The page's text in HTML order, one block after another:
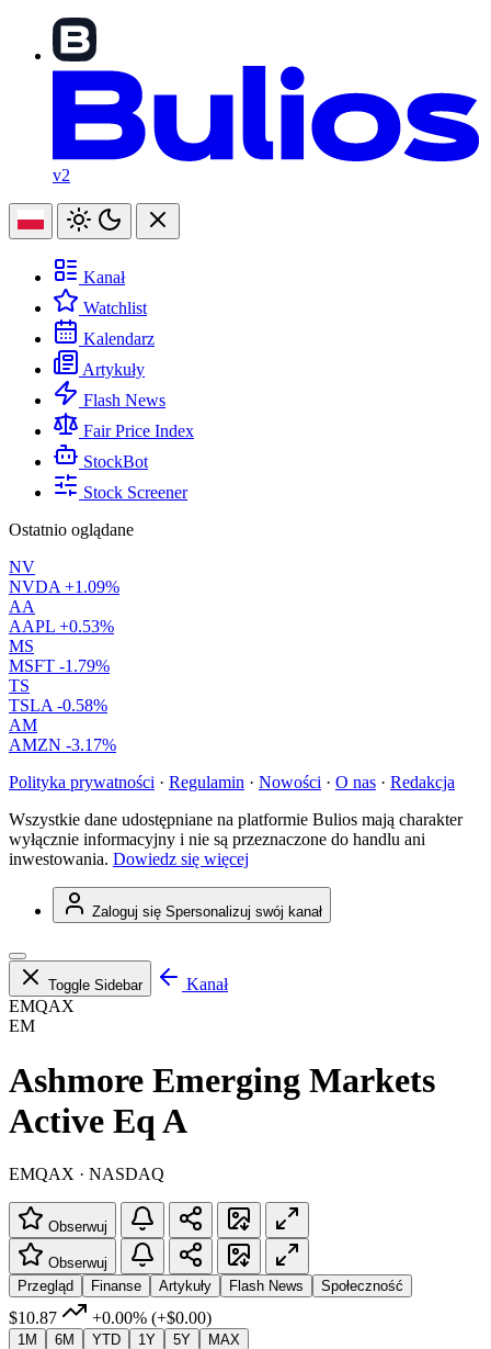
v2
Kanał
Watchlist
Kalendarz
Artykuły
Flash News
Fair Price Index
StockBot
Stock Screener
Ostatnio oglądane
NV
NVDA +1.09%
AA
AAPL +0.53%
MS
MSFT -1.79%
TS
TSLA -0.58%
AM
AMZN -3.17%
Polityka prywatności · Regulamin · Nowości · O nas · Redakcja
Wszystkie dane udostępniane na platformie Bulios mają charakter
wyłącznie informacyjny i nie są przeznaczone do handlu ani
inwestowania. Dowiedz się więcej
Zaloguj się Spersonalizuj swój kanał
Toggle Sidebar
Kanał
EMQAX
EM
Ashmore Emerging Markets
Active Eq A
EMQAX · NASDAQ
Obserwuj
Obserwuj
Przegląd
Finanse Artykuły Flash News Społeczność
$10.87 +0.00% (+$0.00)
1M 6M YTD 1Y 5Y MAX